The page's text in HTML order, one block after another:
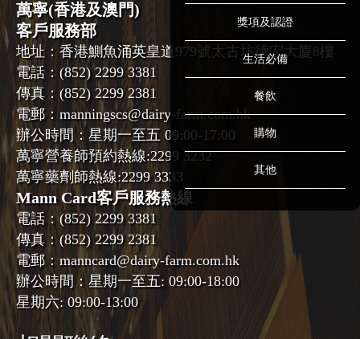
獎項及認證
生活必備
餐飲
購物
其他
萬寧(香港及澳門)
客戶服務部
地址： 香港鰂魚涌英皇道979號太古坊德宏大廈8樓
電話： (852) 2299 3381
傳真： (852) 2299 2381
電郵： manningscs@dairy-farm.com.hk
辦公時間： 星期一至五 09:00-17:00
萬寧營養師預約熱線:2299 3232
萬寧藥劑師熱線:2299 3333
Mann Card客戶服務熱線
電話：(852) 2299 3381
傳真：(852) 2299 2381
電郵： manncard@dairy-farm.com.hk
辦公時間： 星期一至五: 09:00-18:00
星期六: 09:00-13:00